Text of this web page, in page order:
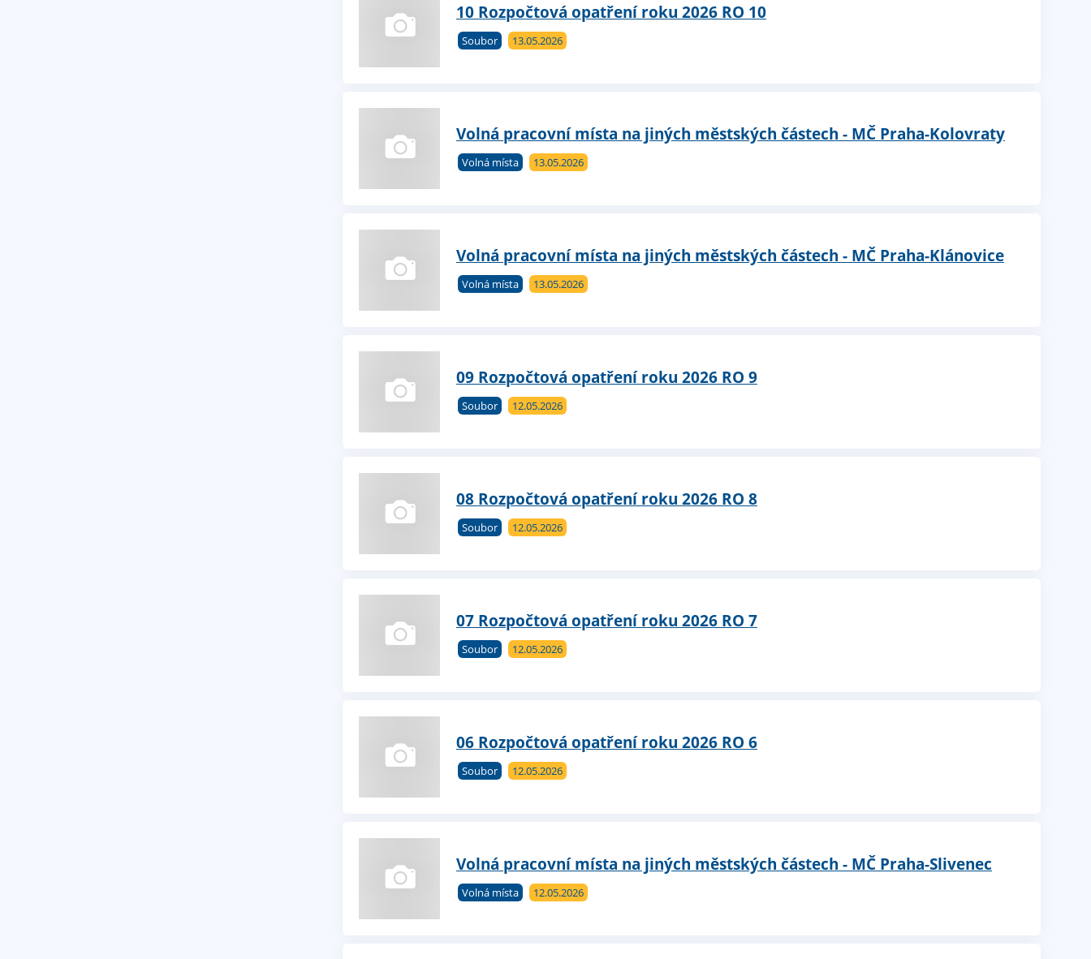
10 Rozpočtová opatření roku 2026 RO 10
Soubor 13.05.2026
Volná pracovní místa na jiných městských částech - MČ Praha-Kolovraty
Volná místa 13.05.2026
Volná pracovní místa na jiných městských částech - MČ Praha-Klánovice
Volná místa 13.05.2026
09 Rozpočtová opatření roku 2026 RO 9
Soubor 12.05.2026
08 Rozpočtová opatření roku 2026 RO 8
Soubor 12.05.2026
07 Rozpočtová opatření roku 2026 RO 7
Soubor 12.05.2026
06 Rozpočtová opatření roku 2026 RO 6
Soubor 12.05.2026
Volná pracovní místa na jiných městských částech - MČ Praha-Slivenec
Volná místa 12.05.2026